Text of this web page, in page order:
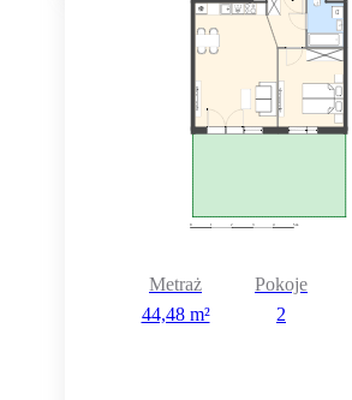
Metraż
44,48 m²
Pokoje
2